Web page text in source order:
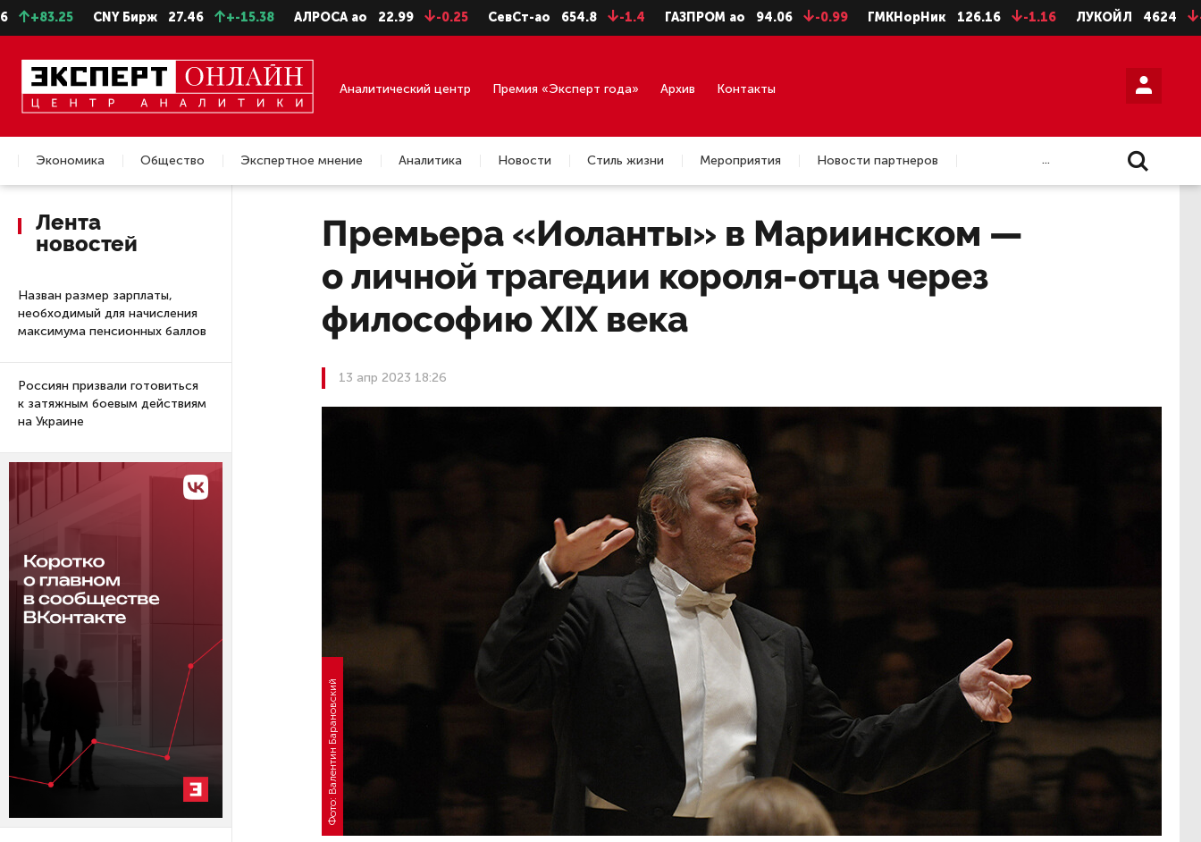
CNY Бирж 27.46 +-15.38 АЛРОСА ао 22.99 -0.25 СевСт-ао 654.8 -1.4 ГАЗПРОМ ао 94.06 -0.99 ГМКНорНик 126.16 -1.16 ЛУКОЙЛ 4624 -8
Аналитический центр Премия «Эксперт года» Архив Контакты
Экономика Общество Экспертное мнение Аналитика Новости Стиль жизни Мероприятия
Новости партнеров
Недвижимость
...
Лента
новостей
Назван размер зарплаты,
необходимый для начисления
максимума пенсионных баллов
Россиян призвали готовиться
к затяжным боевым действиям
на Украине
Премьера «Иоланты» в Мариинском —
о личной трагедии короля-отца через
философию XIX века
13 апр 2023 18:26
Фото: Валентин Барановский